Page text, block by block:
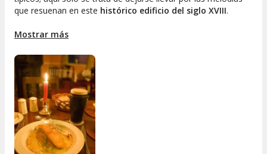
que resuenan en este histórico edificio del siglo XVIII.
bailarines que interpretan piezas clásicas usando
bodhrán.
Menú
La cena tradicional servida en el Lansdowne Hotel consta de
tres platos, con las siguientes opciones disponibles:
Entrante: sopa de verduras acompañada de pan de
soda irlandés, Dublin Coddle (salchichas de cerdo en
Mostrar más